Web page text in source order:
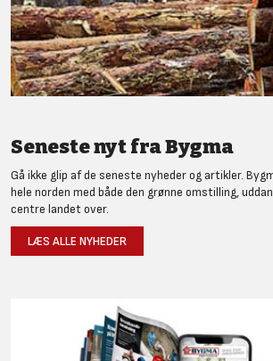
Seneste nyt fra Bygma
Gå ikke glip af de seneste nyheder og artikler.
hele norden med både den grønne omstilling,
centre landet over.
LÆS ALLE NYHEDER